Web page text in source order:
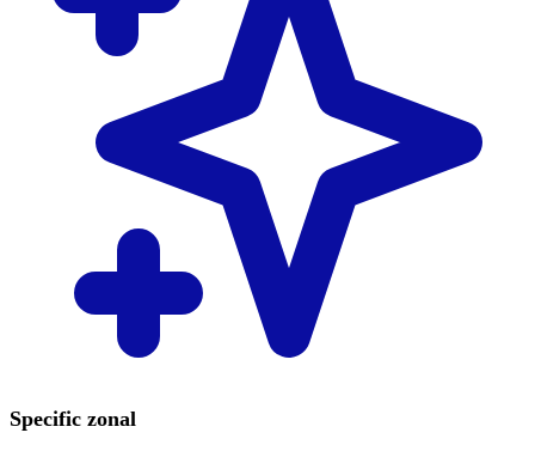
Specific zonal